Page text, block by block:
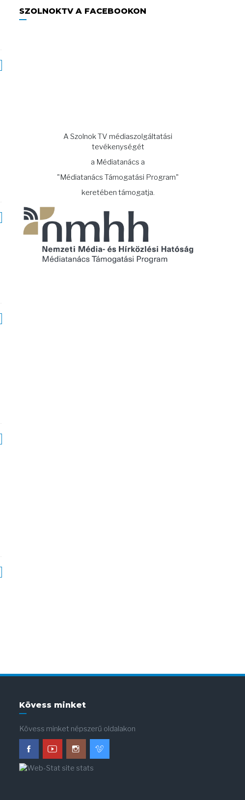
SZOLNOKTV A FACEBOOKON
A Szolnok TV médiaszolgáltatási
tevékenységét
a Médiatanács a
"Médiatanács Támogatási Program"
keretében támogatja.
Kövess minket
Kövess minket népszerű oldalakon